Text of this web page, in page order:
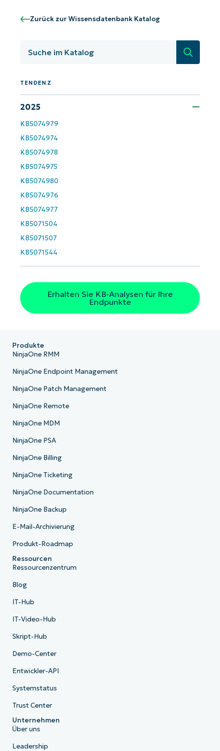
Zurück zur Wissensdatenbank Katalog
Suche
TENDENZ
2025
KB5074979
KB5074974
KB5074978
KB5074975
KB5074980
KB5074976
KB5074977
KB5071504
KB5071507
KB5071544
Erhalten Sie KB-Analysen für Ihre
Endpunkte
Starten Sie mit NinjaOne AI-gesteuerten
Business
name*
Produkte
NinjaOne RMM
NinjaOne Endpoint Management
NinjaOne Patch Management
NinjaOne Remote
NinjaOne MDM
NinjaOne PSA
NinjaOne Billing
NinjaOne Ticketing
NinjaOne Documentation
NinjaOne Backup
E-Mail-Archivierung
Produkt-Roadmap
Ressourcen
Ressourcenzentrum
Blog
IT-Hub
IT-Video-Hub
Skript-Hub
Demo-Center
Entwickler-API
Systemstatus
Trust Center
Unternehmen
Über uns
Leadership